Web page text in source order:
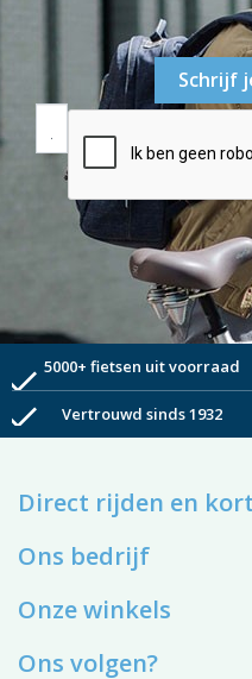
Schrijf
check5000+ fietsen uit voorraad
check Vertrouwd sinds 1932
Direct rijden en
Ons bedrijf
Onze winkels
Ons volgen?